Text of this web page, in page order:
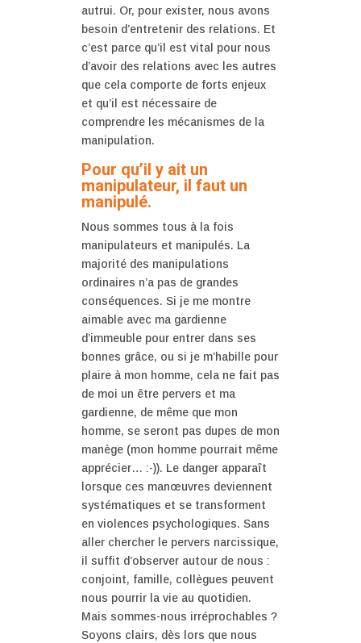
autrui. Or, pour exister, nous avons
besoin d’entretenir des relations. Et
c’est parce qu’il est vital pour nous
d’avoir des relations avec les autres
que cela comporte de forts enjeux
et qu’il est nécessaire de
comprendre les mécanismes de la
manipulation.
Pour qu’il y ait un
manipulateur, il faut un
manipulé.
Nous sommes tous à la fois
manipulateurs et manipulés. La
majorité des manipulations
ordinaires n’a pas de grandes
conséquences. Si je me montre
aimable avec ma gardienne
d’immeuble pour entrer dans ses
bonnes grâce, ou si je m’habille pour
plaire à mon homme, cela ne fait pas
de moi un être pervers et ma
gardienne, de même que mon
homme, se seront pas dupes de mon
manège (mon homme pourrait même
apprécier… :-)). Le danger apparaît
lorsque ces manœuvres deviennent
systématiques et se transforment
en violences psychologiques. Sans
aller chercher le pervers narcissique,
il suffit d’observer autour de nous :
conjoint, famille, collègues peuvent
nous pourrir la vie au quotidien.
Mais sommes-nous irréprochables ?
Soyons clairs, dès lors que nous